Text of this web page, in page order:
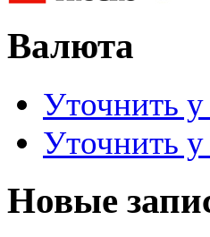
Валюта
Уточнить
Уточнить
Новые